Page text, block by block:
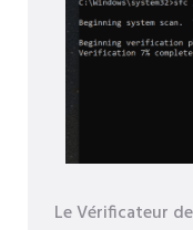
Le Vérificateur